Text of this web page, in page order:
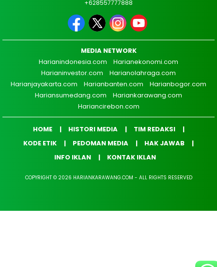
+628557777888
MEDIA NETWORK
Harianindonesia.com
Harianekonomi.com
Harianinvestor.com
Harianolahraga.com
Harianjayakarta.com
Harianbanten.com
Harianbogor.com
Hariansumedang.com
Hariankarawang.com
Hariancirebon.com
HOME HISTORI MEDIA
TIM REDAKSI
KODE ETIK
PEDOMAN MEDIA
HAK JAWAB
INFO IKLAN
KONTAK IKLAN
COPYRIGHT © 2026 HARIANKARAWANG.COM - ALL RIGHTS RESERVED